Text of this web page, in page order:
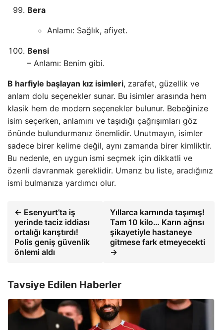
Bera
Anlamı: Sağlık, afiyet.
Bensi
– Anlamı: Benim gibi.
B harfiyle başlayan kız isimleri, zarafet, güzellik ve
anlam dolu seçenekler sunar. Bu isimler arasında hem
klasik hem de modern seçenekler bulunur. Bebeğinize
isim seçerken, anlamını ve taşıdığı çağrışımları göz
önünde bulundurmanız önemlidir. Unutmayın, isimler
sadece birer kelime değil, aynı zamanda birer kimliktir.
Bu nedenle, en uygun ismi seçmek için dikkatli ve
özenli davranmak gereklidir. Umarız bu liste, aradığınız
ismi bulmanıza yardımcı olur.
← Esenyurt’ta iş
yerinde taciz iddiası
ortalığı karıştırdı!
Polis geniş güvenlik
önlemi aldı
Yıllarca karnında taşımış!
Tam 10 kilo… Karın ağrısı
şikayetiyle hastaneye
gitmese fark etmeyecekti
→
Tavsiye Edilen Haberler